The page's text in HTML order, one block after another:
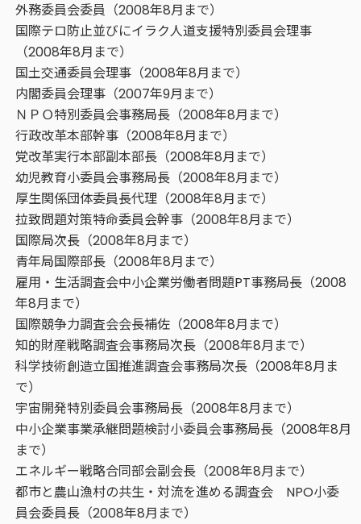
外務委員会委員（2008年8月まで）
国際テロ防止並びにイラク人道支援特別委員会理事
（2008年8月まで）
国土交通委員会理事（2008年8月まで）
内閣委員会理事（2007年9月まで）
ＮＰＯ特別委員会事務局長（2008年8月まで）
行政改革本部幹事（2008年8月まで）
党改革実行本部副本部長（2008年8月まで）
幼児教育小委員会事務局長（2008年8月まで）
厚生関係団体委員長代理（2008年8月まで）
拉致問題対策特命委員会幹事（2008年8月まで）
国際局次長（2008年8月まで）
青年局国際部長（2008年8月まで）
雇用・生活調査会中小企業労働者問題PT事務局長（2008
年8月まで）
国際競争力調査会会長補佐（2008年8月まで）
知的財産戦略調査会事務局次長（2008年8月まで）
科学技術創造立国推進調査会事務局次長（2008年8月ま
で）
宇宙開発特別委員会事務局長（2008年8月まで）
中小企業事業承継問題検討小委員会事務局長（2008年8月
まで）
エネルギー戦略合同部会副会長（2008年8月まで）
都市と農山漁村の共生・対流を進める調査会 NPO小委
員会委員長（2008年8月まで）